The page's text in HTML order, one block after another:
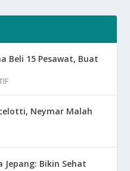
Beli 15 Pesawat, Buat
Neymar Malah
Jepang: Bikin Sehat